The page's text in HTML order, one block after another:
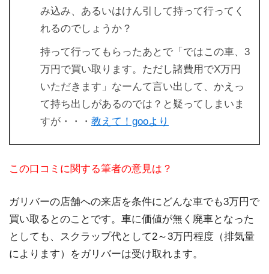
み込み、あるいはけん引して持って行ってく
れるのでしょうか？
持って行ってもらったあとで「ではこの車、3
万円で買い取ります。ただし諸費用でX万円
いただきます」なーんて言い出して、かえっ
て持ち出しがあるのでは？と疑ってしまいま
すが・・・ 教えて！gooより
この口コミに関する筆者の意見は？
ガリバーの店舗への来店を条件にどんな車でも3万円で
買い取るとのことです。車に価値が無く廃車となった
としても、スクラップ代として2～3万円程度（排気量
によります）をガリバーは受け取れます。